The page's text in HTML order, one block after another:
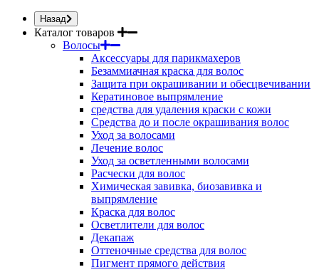
Назад
Каталог товаров
Волосы
Аксессуары для парикмахеров
Безаммиачная краска для волос
Защита при окрашивании и обесцвечивании
Кератиновое выпрямление
средства для удаления краски с кожи
Средства до и после окрашивания волос
Уход за волосами
Лечение волос
Уход за осветленными волосами
Расчески для волос
Химическая завивка, биозавивка и
выпрямление
Краска для волос
Осветлители для волос
Декапаж
Оттеночные средства для волос
Пигмент прямого действия